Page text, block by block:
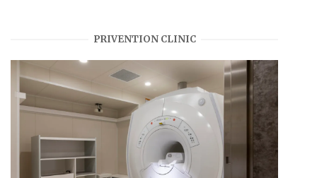
PRIVENTION CLINIC